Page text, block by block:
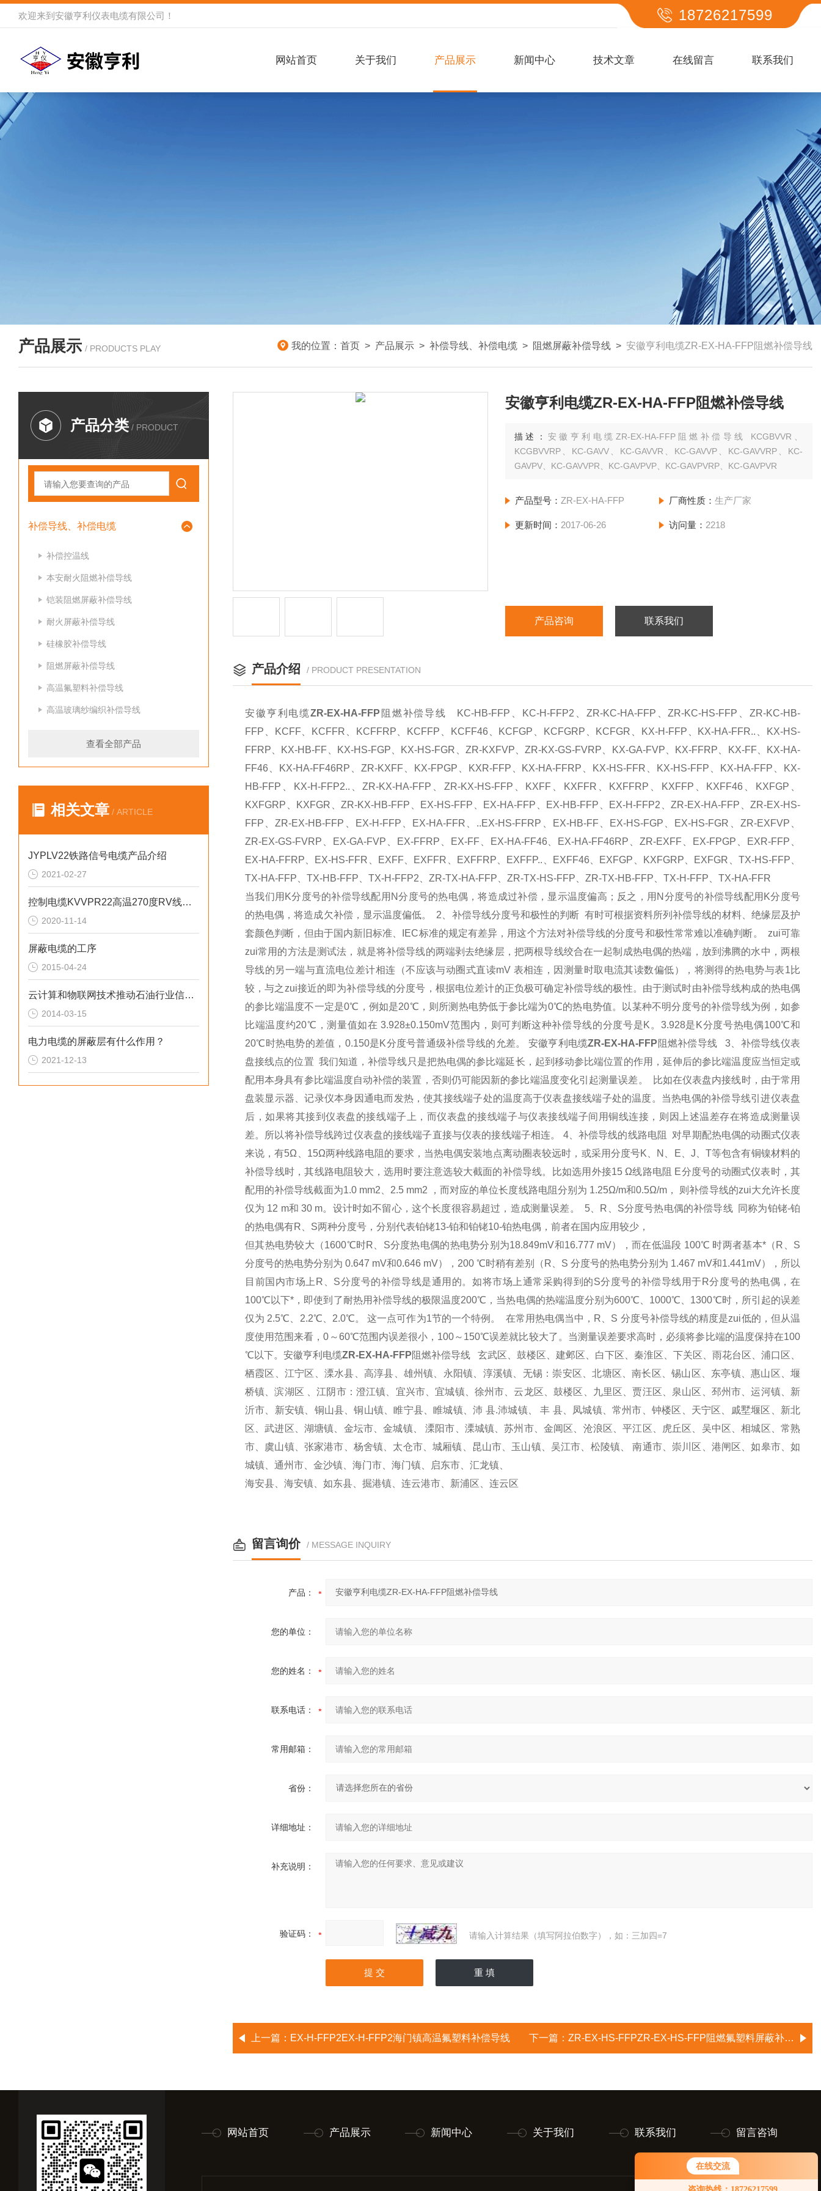
在线交流
欢迎来到 安徽亨利仪表电缆有限公司 ！ 18726217599
网站首页 关于我们 产品展示 新闻中心 技术文章 在线留言 联系我们
产品展示 / PRODUCTS PLAY 我的位置： 首页 > 产品展示 > 补偿导线、补偿电缆 > 阻燃屏蔽补偿导线 > 安徽亨利电缆ZR-EX-HA-FFP阻燃补偿导线
产品分类 / PRODUCT
补偿导线、补偿电缆
补偿控温线
本安耐火阻燃补偿导线
铠装阻燃屏蔽补偿导线
耐火屏蔽补偿导线
硅橡胶补偿导线
阻燃屏蔽补偿导线
高温氟塑料补偿导线
高温玻璃纱编织补偿导线
查看全部产品
相关文章 / ARTICLE
JYPLV22铁路信号电缆产品介绍
2021-02-27
控制电缆KVVPR22高温270度RV线绞合
2020-11-14
屏蔽电缆的工序
2015-04-24
云计算和物联网技术推动石油行业信息化更上一层楼
2014-03-15
电力电缆的屏蔽层有什么作用？
2021-12-13
安徽亨利电缆ZR-EX-HA-FFP阻燃补偿导线
描述：安徽亨利电缆ZR-EX-HA-FFP阻燃补偿导线 KCGBVVR、
KCGBVVRP、KC-GAVV、KC-GAVVR、KC-GAVVP、KC-GAVVRP、KC-
GAVPV、KC-GAVVPR、KC-GAVPVP、KC-GAVPVRP、KC-GAVPVR
产品型号： ZR-EX-HA-FFP 厂商性质： 生产厂家
更新时间： 2017-06-26 访问量： 2218
产品咨询 联系我们
产品介绍 / PRODUCT PRESENTATION
安徽亨利电缆ZR-EX-HA-FFP 阻燃补偿导线 KC-HB-FFP、KC-H-FFP2、ZR-KC-HA-FFP、ZR-KC-HS-FFP、ZR-KC-HB-
FFP、KCFF、KCFFR、KCFFRP、KCFFP、KCFF46、KCFGP、KCFGRP、KCFGR、KX-H-FFP、KX-HA-FFR..、KX-HS-
FFRP、KX-HB-FF、KX-HS-FGP、KX-HS-FGR、ZR-KXFVP、ZR-KX-GS-FVRP、KX-GA-FVP、KX-FFRP、KX-FF、KX-HA-
FF46、KX-HA-FF46RP、ZR-KXFF、KX-FPGP、KXR-FFP、KX-HA-FFRP、KX-HS-FFR、KX-HS-FFP、KX-HA-FFP、KX-
HB-FFP、KX-H-FFP2..、ZR-KX-HA-FFP、ZR-KX-HS-FFP、KXFF、KXFFR、KXFFRP、KXFFP、KXFF46、KXFGP、
KXFGRP、KXFGR、ZR-KX-HB-FFP、EX-HS-FFP、EX-HA-FFP、EX-HB-FFP、EX-H-FFP2、ZR-EX-HA-FFP、ZR-EX-HS-
FFP、ZR-EX-HB-FFP、EX-H-FFP、EX-HA-FFR、..EX-HS-FFRP、EX-HB-FF、EX-HS-FGP、EX-HS-FGR、ZR-EXFVP、
ZR-EX-GS-FVRP、EX-GA-FVP、EX-FFRP、EX-FF、EX-HA-FF46、EX-HA-FF46RP、ZR-EXFF、EX-FPGP、EXR-FFP、
EX-HA-FFRP、EX-HS-FFR、EXFF、EXFFR、EXFFRP、EXFFP..、EXFF46、EXFGP、KXFGRP、EXFGR、TX-HS-FFP、
TX-HA-FFP、TX-HB-FFP、TX-H-FFP2、ZR-TX-HA-FFP、ZR-TX-HS-FFP、ZR-TX-HB-FFP、TX-H-FFP、TX-HA-FFR
当我们用K分度号的补偿导线配用N分度号的热电偶，将造成过补偿，显示温度偏高；反之，用N分度号的补偿导线配用K分度号
的热电偶，将造成欠补偿，显示温度偏低。 2、补偿导线分度号和极性的判断 有时可根据资料所列补偿导线的材料、绝缘层及护
套颜色判断，但由于国内新旧标准、IEC标准的规定有差异，用这个方法对补偿导线的分度号和极性常常难以准确判断。 zui可靠
zui常用的方法是测试法，就是将补偿导线的两端剥去绝缘层，把两根导线绞合在一起制成热电偶的热端，放到沸腾的水中，两根
导线的另一端与直流电位差计相连（不应该与动圈式直读mV 表相连，因测量时取电流其读数偏低），将测得的热电势与表1比
较，与之zui接近的即为补偿导线的分度号，根据电位差计的正负极可确定补偿导线的极性。由于测试时由补偿导线构成的热电偶
的参比端温度不一定是0℃，例如是20℃，则所测热电势低于参比端为0℃的热电势值。以某种不明分度号的补偿导线为例，如参
比端温度约20℃，测量值如在 3.928±0.150mV范围内，则可判断这种补偿导线的分度号是K。3.928是K分度号热电偶100℃和
20℃时热电势的差值，0.150是K分度号普通级补偿导线的允差。 安徽亨利电缆ZR-EX-HA-FFP 阻燃补偿导线 3、补偿导线仪表
盘接线点的位置 我们知道，补偿导线只是把热电偶的参比端延长，起到移动参比端位置的作用，延伸后的参比端温度应当恒定或
配用本身具有参比端温度自动补偿的装置，否则仍可能因新的参比端温度变化引起测量误差。 比如在仪表盘内接线时，由于常用
盘装显示器、记录仪本身因通电而发热，使其接线端子处的温度高于仪表盘接线端子处的温度。当热电偶的补偿导线引进仪表盘
后，如果将其接到仪表盘的接线端子上，而仪表盘的接线端子与仪表接线端子间用铜线连接，则因上述温差存在将造成测量误
差。所以将补偿导线跨过仪表盘的接线端子直接与仪表的接线端子相连。 4、补偿导线的线路电阻 对早期配热电偶的动圈式仪表
来说，有5Ω、15Ω两种线路电阻的要求，当热电偶安装地点离动圈表较远时，或采用分度号K、N、E、J、T等包含有铜镍材料的
补偿导线时，其线路电阻较大，选用时要注意选较大截面的补偿导线。比如选用外接15 Ω线路电阻 E分度号的动圈式仪表时，其
配用的补偿导线截面为1.0 mm2、2.5 mm2 ，而对应的单位长度线路电阻分别为 1.25Ω/m和0.5Ω/m， 则补偿导线的zui大允许长度
仅为 12 m和 30 m。设计时如不留心，这个长度很容易超过，造成测量误差。 5、R、S分度号热电偶的补偿导线 同称为铂铑-铂
的热电偶有R、S两种分度号，分别代表铂铑13-铂和铂铑10-铂热电偶，前者在国内应用较少，
但其热电势较大（1600℃时R、S分度热电偶的热电势分别为18.849mV和16.777 mV），而在低温段 100℃ 时两者基本*（R、S
分度号的热电势分别为 0.647 mV和0.646 mV），200 ℃时稍有差别（R、S 分度号的热电势分别为 1.467 mV和1.441mV），所以
目前国内市场上R、S分度号的补偿导线是通用的。如将市场上通常采购得到的S分度号的补偿导线用于R分度号的热电偶，在
100℃以下*，即使到了耐热用补偿导线的极限温度200℃，当热电偶的热端温度分别为600℃、1000℃、1300℃时，所引起的误差
仅为 2.5℃、2.2℃、2.0℃。 这一点可作为1节的一个特例。 在常用热电偶当中，R、S 分度号补偿导线的精度是zui低的，但从温
度使用范围来看，0～60℃范围内误差很小，100～150℃误差就比较大了。当测量误差要求高时，必须将参比端的温度保持在100
℃以下。安徽亨利电缆ZR-EX-HA-FFP阻燃补偿导线 玄武区、鼓楼区、建邺区、白下区、秦淮区、下关区、雨花台区、浦口区、
栖霞区、江宁区、溧水县、高淳县、雄州镇、永阳镇、淳溪镇、无锡：崇安区、北塘区、南长区、锡山区、东亭镇、惠山区、堰
桥镇、滨湖区 、江阴市：澄江镇、宜兴市、宜城镇、徐州市、云龙区、鼓楼区、九里区、贾汪区、泉山区、邳州市、运河镇、新
沂市、新安镇、铜山县、铜山镇、睢宁县、睢城镇、沛 县.沛城镇、 丰 县、凤城镇、常州市、钟楼区、天宁区、戚墅堰区、新北
区、武进区、湖塘镇、金坛市、金城镇、 溧阳市、溧城镇、苏州市、金阊区、沧浪区、平江区、虎丘区、吴中区、相城区、常熟
市、虞山镇、张家港市、杨舍镇、太仓市、城厢镇、昆山市、玉山镇、吴江市、松陵镇、 南通市、崇川区、港闸区、如皋市、如
城镇、通州市、金沙镇、海门市、海门镇、启东市、汇龙镇、
海安县、海安镇、如东县、掘港镇、连云港市、新浦区、连云区
留言询价 / MESSAGE INQUIRY
产品：
您的单位：
您的姓名：
联系电话：
常用邮箱：
省份：
详细地址：
补充说明：
验证码： 请输入计算结果（填写阿拉伯数字），如：三加四=7
上一篇： EX-H-FFP2EX-H-FFP2海门镇高温氟塑料补偿导线 下一篇： ZR-EX-HS-FFPZR-EX-HS-FFP阻燃氟塑料屏蔽补偿导线
网站首页 产品展示 新闻中心 关于我们 联系我们 留言咨询